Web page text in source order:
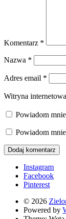
Komentarz *
Nazwa *
Adres email *
Witryna internetowa
Powiadom
Powiadom
Instagram
Facebook
Pinterest
© 2026
Powered by